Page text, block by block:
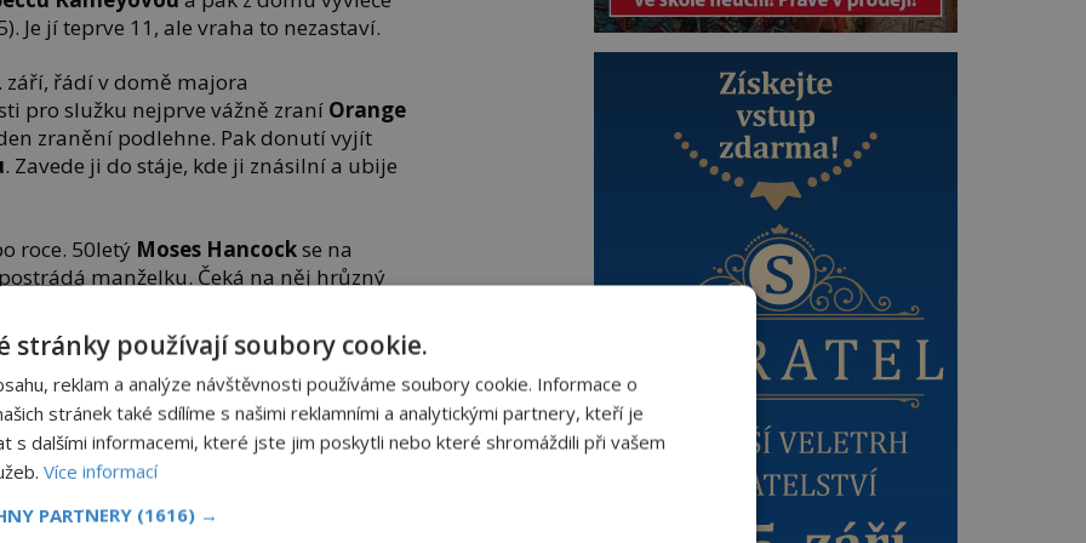
Je jí teprve 11, ale vraha to nezastaví.
září, řádí v domě majora
pro služku nejprve vážně zraní Orange
zranění podlehne. Pak donutí vyjít
. Zavede ji do stáje, kde ji znásilní a ubije
roce. 50letý Moses Hancockse na
manželku. Čeká na něj hrůzný
běloška,
poraženým stromem. Její manžel leží
Od té doby o vrahovi služek již
SDÍLEJTE ČLÁNEK
stránky používají soubory cookie.
reklam a analýze návštěvnosti používáme soubory cookie. Informace o
stránek také sdílíme s našimi reklamními a analytickými partnery, kteří je
s dalšími informacemi, které jste jim poskytli nebo které shromáždili při vašem
Více informací
PARTNERY (1616) →